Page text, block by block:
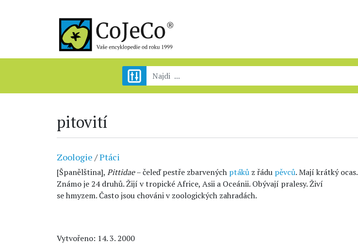
pitovití
Zoologie /Ptáci
[Španělština], Pittidae– čeleď pestře zbarvených ptáků z řádu pěvců. Mají krátký ocas.
Známo je 24 druhů. Žijí v tropické Africe, Asii a Oceánii. Obývají pralesy. Živí
se hmyzem. Často jsou chováni v zoologických zahradách.
Vytvořeno: 14. 3. 2000